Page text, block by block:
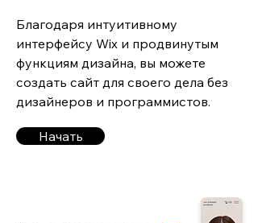
Благодаря интуитивному
интерфейсу Wix и продвинутым
функциям дизайна, вы можете
создать сайт для своего дела без
дизайнеров и программистов.
Начать